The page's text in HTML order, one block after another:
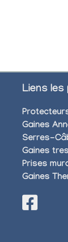
Liens les
Gaines
Serres-
Gaines
Prises
Gaines